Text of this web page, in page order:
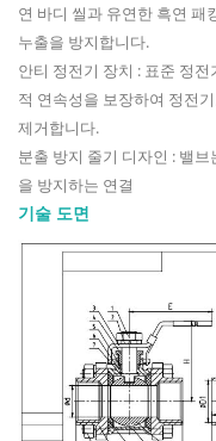
연 바디 씰과 유연한 흑연 패
누출을 방지합니다.
안티 정전기 장치 : 표준 정
적 연속성을 보장하여 정전
제거합니다.
분출 방지 줄기 디자인 : 밸
을 방지하는 연결
기술 도면